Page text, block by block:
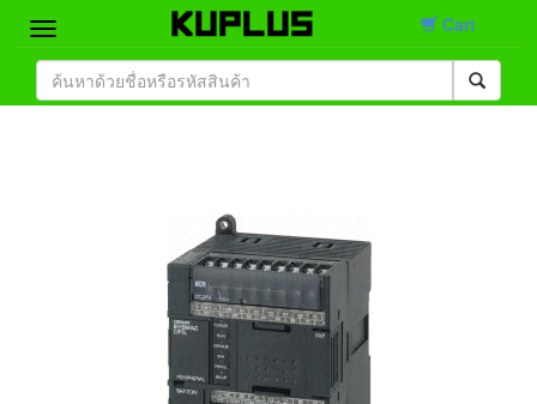
Home
Cart